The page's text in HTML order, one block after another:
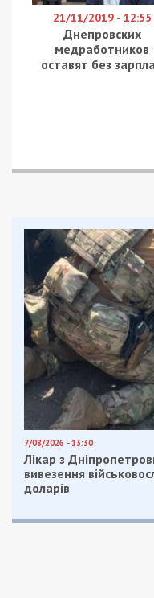
Поэтому
привлекут по
замглавы полиции
Категории:
Россией
полиция
Рекламні
залишатися
отримувати
Приєднуйтесь також